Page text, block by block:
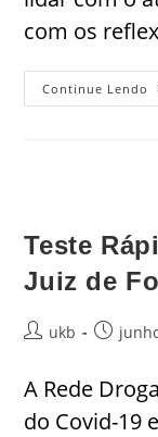
com os
Continue Lendo
Teste
Juiz de
ukb
A Rede
do Covid-19